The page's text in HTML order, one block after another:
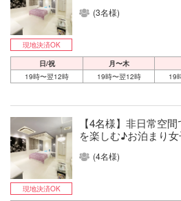
(3名様)
現地決済OK
日/祝
月〜木
19時〜翌12時
19時〜翌12時 19
【4名様】非日常空
を楽しむ♪お泊まり
(4名様)
現地決済OK